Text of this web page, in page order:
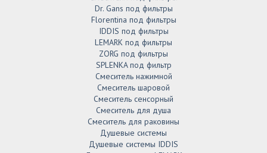
Dr. Gans под фильтры
Florentina под фильтры
IDDIS под фильтры
LEMARK под фильтры
ZORG под фильтры
SPLENKA под фильтр
Смеситель нажимной
Смеситель шаровой
Смеситель сенсорный
Смеситель для душа
Смеситель для раковины
Душевые системы
Душевые системы IDDIS